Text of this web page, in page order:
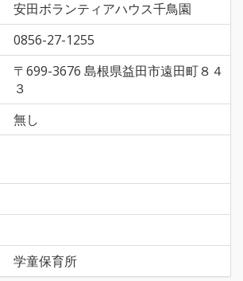
安田ボランティアハウス千鳥園
0856-27-1255
〒699-3676 島根県益田市遠田町８４
３
無し
学童保育所